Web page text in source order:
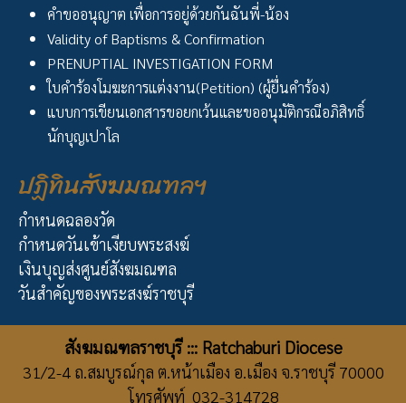
คำขออนุญาต เพื่อการอยู่ด้วยกันฉันพี่-น้อง
Validity of Baptisms & Confirmation
PRENUPTIAL INVESTIGATION FORM
ใบคำร้องโมฆะการแต่งงาน(Petition) (ผู้ยื่นคำร้อง)
แบบการเขียนเอกสารขอยกเว้นและขออนุมัติกรณีอภิสิทธิ์
นักบุญเปาโล
ปฏิทินสังฆมณฑลฯ
กำหนดฉลองวัด
กำหนดวันเข้าเงียบพระสงฆ์
เงินบุญส่งศูนย์สังฆมณฑล
วันสำคัญของพระสงฆ์ราชบุรี
สังฆมณฑลราชบุรี ::: Ratchaburi Diocese
31/2-4 ถ.สมบูรณ์กุล ต.หน้าเมือง อ.เมือง จ.ราชบุรี 70000
โทรศัพท์ 032-314728